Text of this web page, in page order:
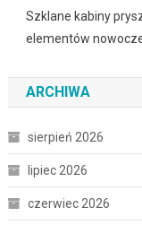
Szklane kabiny
elementów
ARCHIWA
sierpień 2026
lipiec 2026
czerwiec 2026